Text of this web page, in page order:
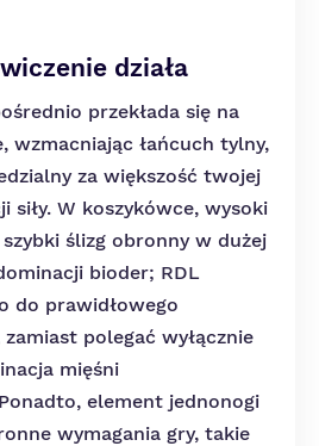
działa
przekłada się na
wzmacniając łańcuch tylny,
za większość twojej
siły. W koszykówce, wysoki
ślizg obronny w dużej
bioder; RDL
do prawidłowego
polegać wyłącznie
mięśni
element jednonogi
wymagania gry, takie